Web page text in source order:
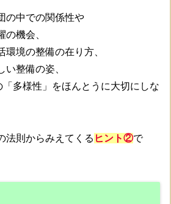
の中での関係性や
の機会、
環境の整備の在り方、
い整備の姿、
多様性」をほんとうに大切にしな
法則からみえてくる ヒント②で